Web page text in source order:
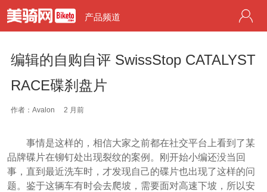
产品频道
编辑的自购自评 SwissStop CATALYST
RACE碟刹盘片
作者：Avalon 2 月前
事情是这样的，相信大家之前都在社交平台上看到了某
品牌碟片在铆钉处出现裂纹的案例。刚开始小编还没当回
事，直到最近洗车时，才发现自己的碟片也出现了这样的问
题。鉴于这辆车有时会去爬坡，需要面对高速下坡，所以安